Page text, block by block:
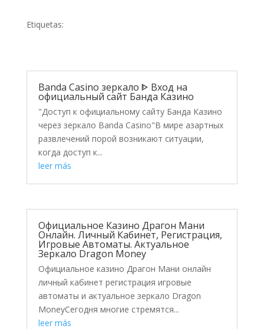
Etiquetas:
Banda Casino зеркало ᐈ Вход на
официальный сайт Банда Казино
"Доступ к официальному сайту Банда Казино
через зеркало Banda Casino"В мире азартных
развлечений порой возникают ситуации,
когда доступ к...
leer más
Официальное Казино Драгон Мани
Онлайн. Личный Кабинет, Регистрация,
Игровые Автоматы. Актуальное
Зеркало Dragon Money
Официальное казино Драгон Мани онлайн
личный кабинет регистрация игровые
автоматы и актуальное зеркало Dragon
MoneyСегодня многие стремятся...
leer más